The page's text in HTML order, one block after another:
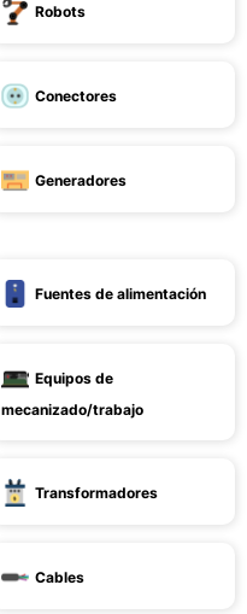
Robots
Conectores
Generadores
Fuentes de alimentación
Equipos de
mecanizado/trabajo
Transformadores
Cables